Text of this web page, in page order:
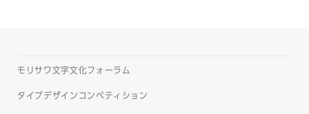
モリサワ文字文化フォーラム
タイプデザインコンペティション